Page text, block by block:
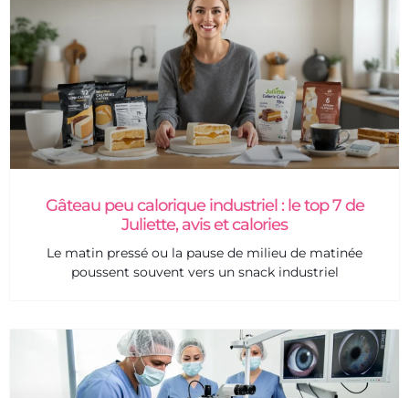
Gâteau peu calorique industriel : le top 7 de
Juliette, avis et calories
Le matin pressé ou la pause de milieu de matinée
poussent souvent vers un snack industriel